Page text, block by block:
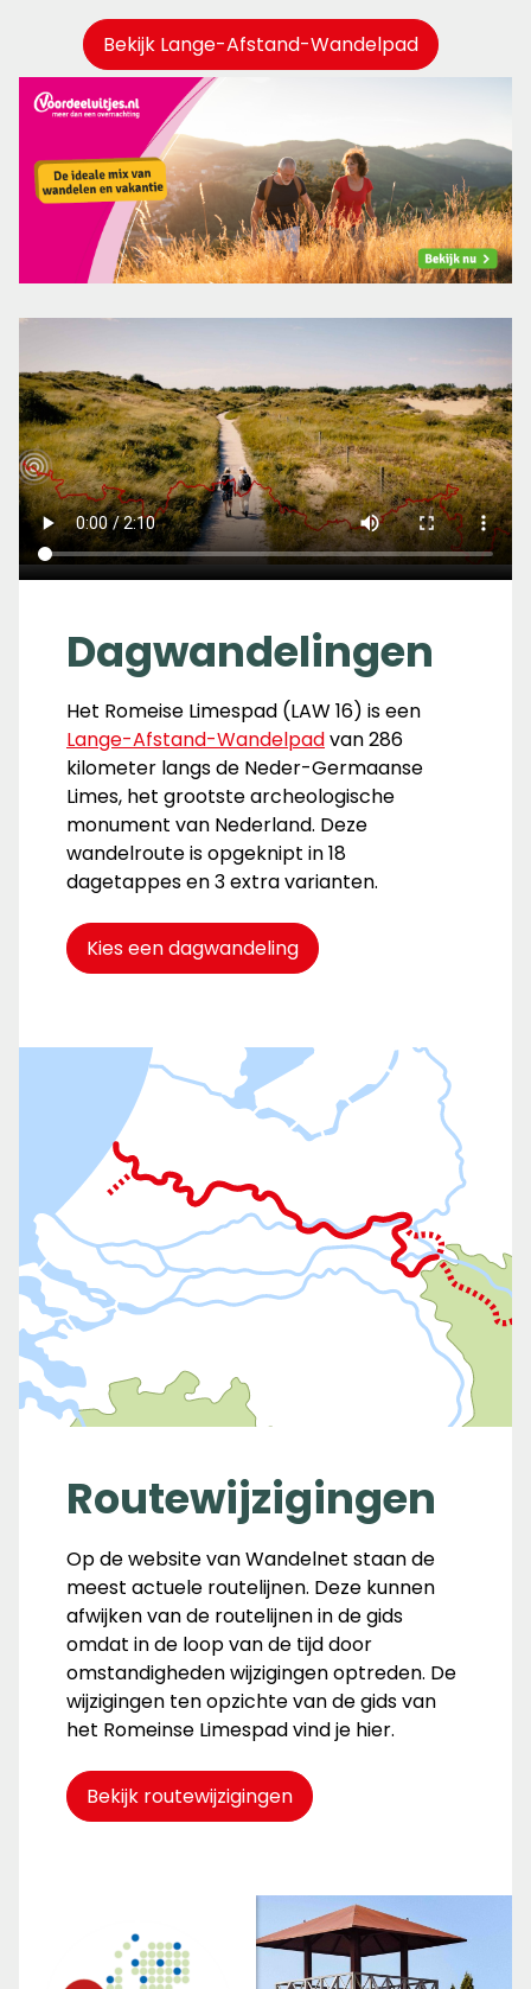
Bekijk Lange-Afstand-Wandelpad
Dagwandelingen
Het Romeise Limespad (LAW 16) is een
Lange-Afstand-Wandelpadvan 286
kilometer langs de Neder-Germaanse
Limes, het grootste archeologische
monument van Nederland. Deze
wandelroute is opgeknipt in 18
dagetappes en 3 extra varianten.
Kies een dagwandeling
Routewijzigingen
Op de website van Wandelnet staan de
meest actuele routelijnen. Deze kunnen
afwijken van de routelijnen in de gids
omdat in de loop van de tijd door
omstandigheden wijzigingen optreden. De
wijzigingen ten opzichte van de gids van
het Romeinse Limespad vind je hier.
Bekijk routewijzigingen